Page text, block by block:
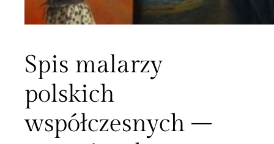
Spis malarzy
polskich
współczesnych –